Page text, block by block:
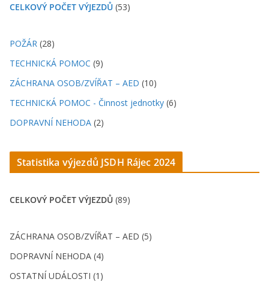
CELKOVÝ POČET VÝJEZDŮ (53)
POŽÁR (28)
TECHNICKÁ POMOC (9)
ZÁCHRANA OSOB/ZVÍŘAT – AED (10)
TECHNICKÁ POMOC - Činnost jednotky (6)
DOPRAVNÍ NEHODA (2)
Statistika výjezdů JSDH Rájec 2024
CELKOVÝ POČET VÝJEZDŮ (89)
ZÁCHRANA OSOB/ZVÍŘAT – AED (5)
DOPRAVNÍ NEHODA (4)
OSTATNÍ UDÁLOSTI (1)